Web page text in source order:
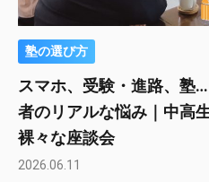
塾の選び方
スマホ、受験・進路、塾
者のリアルな悩み｜中高
裸々な座談会
2026.06.11